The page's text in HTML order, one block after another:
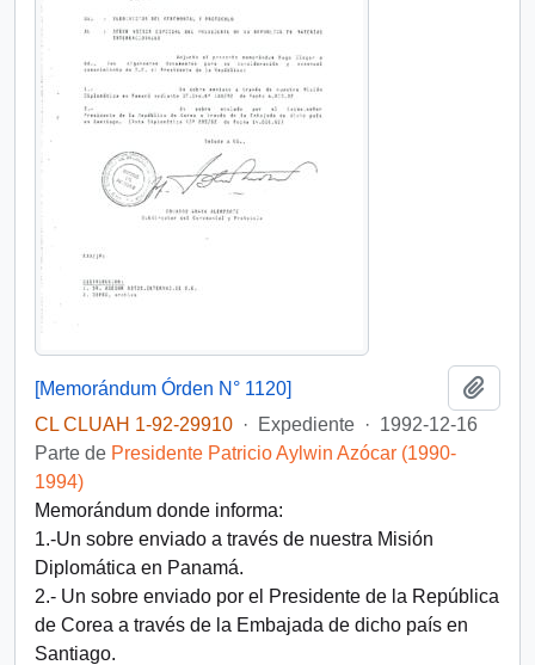
[Memorándum Órden N° 1120]
CL CLUAH 1-92-29910 · Expediente · 1992-12-16
Parte de Presidente Patricio Aylwin Azócar (1990-
1994)
Memorándum donde informa:
1.-Un sobre enviado a través de nuestra Misión
Diplomática en Panamá.
2.- Un sobre enviado por el Presidente de la República
de Corea a través de la Embajada de dicho país en
Santiago.